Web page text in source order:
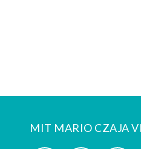
MIT MARIO CZAJA